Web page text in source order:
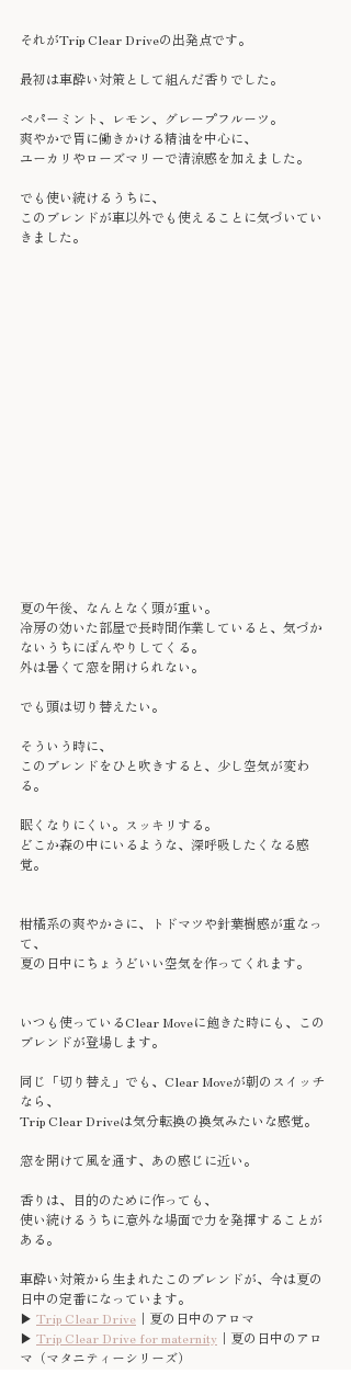
それがTrip Clear Driveの出発点です。
最初は車酔い対策として組んだ香りでした。
ペパーミント、レモン、グレープフルーツ。
爽やかで胃に働きかける精油を中心に、
ユーカリやローズマリーで清涼感を加えました。
でも使い続けるうちに、
このブレンドが車以外でも使えることに気づいてい
きました。
夏の午後、なんとなく頭が重い。
冷房の効いた部屋で長時間作業していると、気づか
ないうちにぼんやりしてくる。
外は暑くて窓を開けられない。
でも頭は切り替えたい。
そういう時に、
このブレンドをひと吹きすると、少し空気が変わ
る。
眠くなりにくい。スッキリする。
どこか森の中にいるような、深呼吸したくなる感
覚。
柑橘系の爽やかさに、トドマツや針葉樹感が重なっ
て、
夏の日中にちょうどいい空気を作ってくれます。
いつも使っているClear Moveに飽きた時にも、この
ブレンドが登場します。
同じ「切り替え」でも、Clear Moveが朝のスイッチ
なら、
Trip Clear Driveは気分転換の換気みたいな感覚。
窓を開けて風を通す、あの感じに近い。
香りは、目的のために作っても、
使い続けるうちに意外な場面で力を発揮することが
ある。
車酔い対策から生まれたこのブレンドが、今は夏の
日中の定番になっています。
▶︎ Trip Clear Drive ｜夏の日中のアロマ
▶︎ Trip Clear Drive for maternity ｜夏の日中のアロ
マ（マタニティーシリーズ）